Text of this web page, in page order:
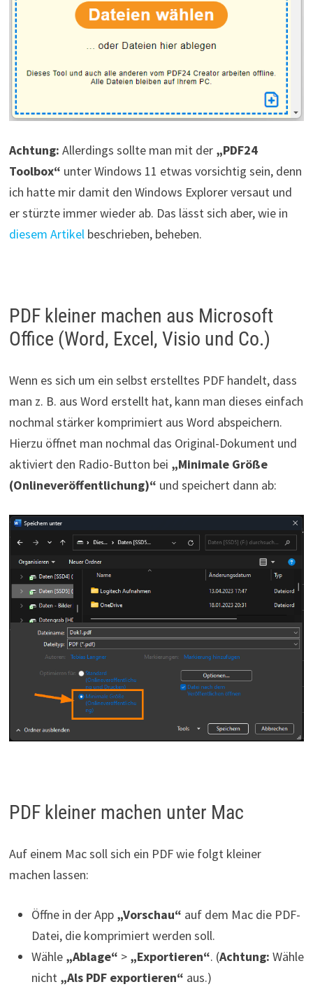
Achtung: Allerdings sollte man mit der „PDF24
Toolbox“ unter Windows 11 etwas vorsichtig sein, denn
ich hatte mir damit den Windows Explorer versaut und
er stürzte immer wieder ab. Das lässt sich aber, wie in
diesem Artikelbeschrieben, beheben.
PDF kleiner machen aus Microsoft
Office (Word, Excel, Visio und Co.)
Wenn es sich um ein selbst erstelltes PDF handelt, dass
man z. B. aus Word erstellt hat, kann man dieses einfach
nochmal stärker komprimiert aus Word abspeichern.
Hierzu öffnet man nochmal das Original-Dokument und
aktiviert den Radio-Button bei „Minimale Größe
(Onlineveröffentlichung)“ und speichert dann ab:
PDF kleiner machen unter Mac
Auf einem Mac soll sich ein PDF wie folgt kleiner
machen lassen:
Öffne in der App „Vorschau“ auf dem Mac die PDF-
Datei, die komprimiert werden soll.
Wähle „Ablage“ > „Exportieren“. (Achtung: Wähle
nicht „Als PDF exportieren“ aus.)